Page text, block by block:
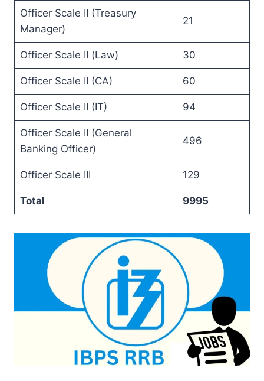
Officer Scale II (Treasury
Manager)
21
Officer Scale II (Law) 30
Officer Scale II (CA) 60
Officer Scale II (IT) 94
Officer Scale II (General
Banking Officer)
496
Officer Scale III 129
Total 9995